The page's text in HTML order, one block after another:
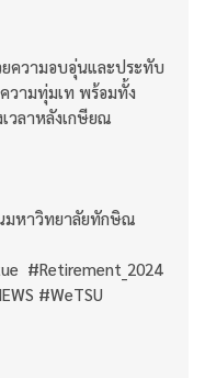
ความอบอุ่นและประทับ
วามทุ่มเท พร้อมทั้ง
วลาหลังเกษียณ
นมหาวิทยาลัยทักษิณ
#Retirement_2024
#WeTSU